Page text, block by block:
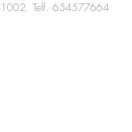
p
Telf. 654577664